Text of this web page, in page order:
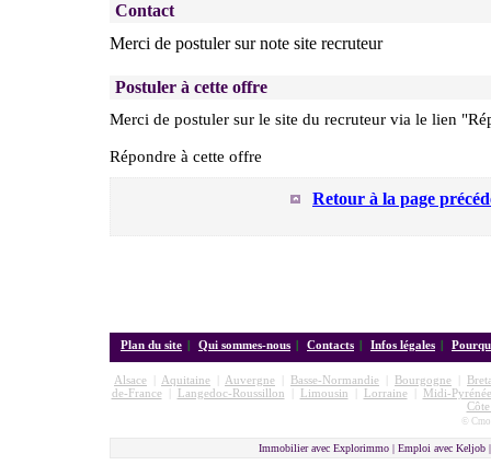
Contact
Merci de postuler sur note site recruteur
Postuler à cette offre
Merci de postuler sur le site du recruteur via le lien
Répondre à cette offre
Retour à la page
Plan du site | Qui sommes-nous | Contacts | Infos légales |
Alsace Aquitaine Auvergne Basse-Normandie Bourgogne
de-France| Langedoc-Roussillon Limousin Lorraine|
Midi-
©
Immobilier avec Explorimmo | Emploi avec Keljob